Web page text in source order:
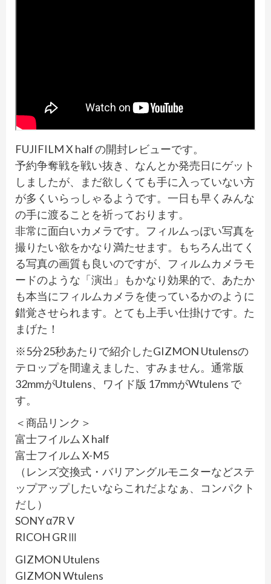
FUJIFILM X half の開封レビューです。
予約争奪戦を戦い抜き、なんとか発売日にゲット
しましたが、まだ欲しくても手に入っていない方
が多くいらっしゃるようです。一日も早くみんな
の手に渡ることを祈っております。
非常に面白いカメラです。フィルムっぽい写真を
撮りたい欲をかなり満たせます。もちろん出てく
る写真の画質も良いのですが、フィルムカメラモ
ードのような「演出」もかなり効果的で、あたか
も本当にフィルムカメラを使っているかのように
錯覚させられます。とても上手い仕掛けです。た
まげた！
※5分25秒あたりで紹介したGIZMON Utulensの
テロップを間違えました、すみません。通常版
32mmがUtulens、ワイド版 17mmがWtulens で
す。
＜商品リンク＞
富士フイルム X half
富士フイルム X-M5
（レンズ交換式・バリアングルモニターなどステ
ップアップしたいならこれだよなぁ、コンパクト
だし）
SONY α7R V
RICOH GRⅢ
GIZMON Utulens
GIZMON Wtulens